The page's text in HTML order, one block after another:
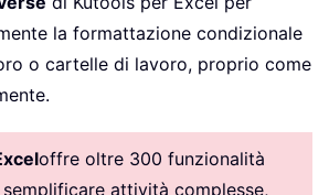
la formattazione condizionale
o cartelle di lavoro, proprio come
offre oltre 300 funzionalità
attività complesse,